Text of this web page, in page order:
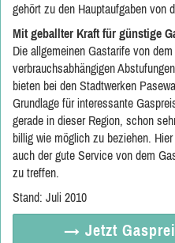
gehört zu den Hauptaufgaben von
Mit geballter Kraft für günstige
Die allgemeinen Gastarife von
verbrauchsabhängigen
bieten bei den Stadtwerken
Grundlage für interessante
gerade in dieser Region, schon
billig wie möglich zu beziehen.
auch der gute Service von dem
zu treffen.
Stand: Juli 2010
→ Jetzt